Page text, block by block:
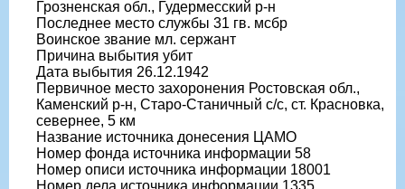
Грозненская обл., Гудермесский р-н
Последнее место службы 31 гв. мсбр
Воинское звание мл. сержант
Причина выбытия убит
Дата выбытия 26.12.1942
Первичное место захоронения Ростовская обл.,
Каменский р-н, Старо-Станичный с/с, ст. Красновка,
севернее, 5 км
Название источника донесения ЦАМО
Номер фонда источника информации 58
Номер описи источника информации 18001
Номер дела источника информации 1335